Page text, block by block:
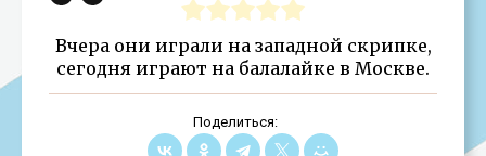
Вчера они играли на западной скрипке,
сегодня играют на балалайке в Москве.
Поделиться: